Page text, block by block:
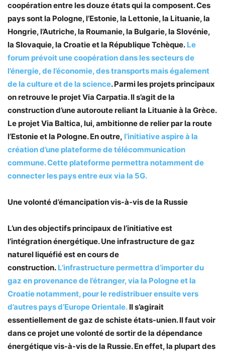
coopération entre les douze états qui la composent. Ces
pays sont la Pologne, l’Estonie, la Lettonie, la Lituanie, la
Hongrie, l’Autriche, la Roumanie, la Bulgarie, la Slovénie,
la Slovaquie, la Croatie et la République Tchèque. Le
forum prévoit une coopération dans les secteurs de
l’énergie, de l’économie, des transports mais également
de la culture et de la science. Parmi les projets principaux
on retrouve le projet Via Carpatia. Il s’agit de la
construction d’une autoroute reliant la Lituanie à la Grèce.
Le projet Via Baltica, lui, ambitionne de relier par la route
l’Estonie et la Pologne. En outre, l’initiative aspire à la
création d’une plateforme de télécommunication
commune. Cette plateforme permettra notamment de
connecter les pays entre eux via la 5G.
Une volonté d’émancipation vis-à-vis de la Russie
L’un des objectifs principaux de l’initiative est
l’intégration énergétique. Une infrastructure de gaz
naturel liquéfié est en cours de
construction. L’infrastructure permettra d’importer du
gaz en provenance de l’étranger, via la Pologne et la
Croatie notamment, pour le redistribuer ensuite vers
d’autres pays d’Europe Orientale. Il s’agirait
essentiellement de gaz de schiste états-unien. Il faut voir
dans ce projet une volonté de sortir de la dépendance
énergétique vis-à-vis de la Russie. En effet, la plupart des